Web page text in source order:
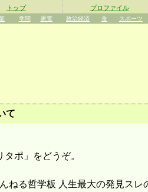
トップ プロファイル
学問 家電 政治経済 食 スポーツ
て
ポ」をどうぞ。
ねる哲学板 人生最大の発見スレ